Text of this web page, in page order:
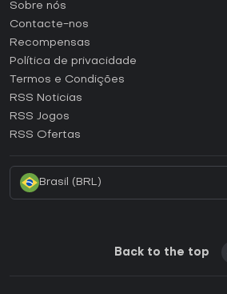
Como ativar uma CD Key Steam?
Como ativar uma CD Key Epic Games?
Como ativar uma CD Key GOG?
Como ativar uma CD Key Ubisoft
Sobre nós
Contacte-nos
Recompensas
Política de privacidade
Termos e Condições
RSS Noticias
RSS Jogos
RSS Ofertas
Brasil (BRL)
Back to the top